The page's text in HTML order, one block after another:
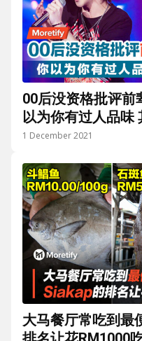
00后没资格批评前
1 December 2021
大马餐厅常吃到最